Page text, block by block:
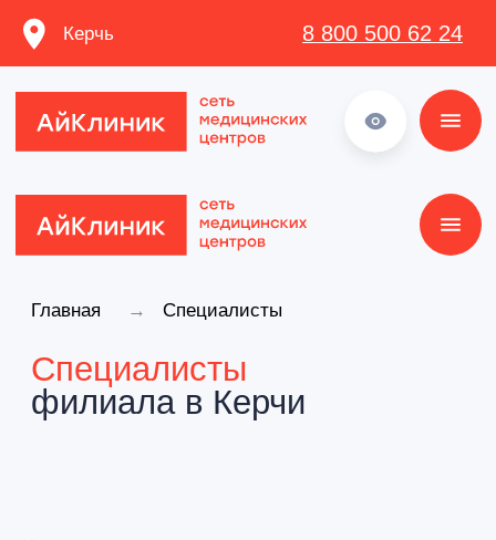
Керчь 8 800 500 62 24
Главная Специалисты
→
Специалисты